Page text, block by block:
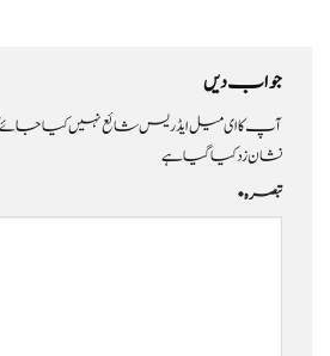
جواب دیں
آپ کا ای میل ایڈریس شائع نہیں کیا جائے
نشان زد کیا گیا ہے
تبصرہ*